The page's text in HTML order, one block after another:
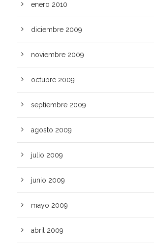
enero 2010
diciembre 2009
noviembre 2009
octubre 2009
septiembre 2009
agosto 2009
julio 2009
junio 2009
mayo 2009
abril 2009